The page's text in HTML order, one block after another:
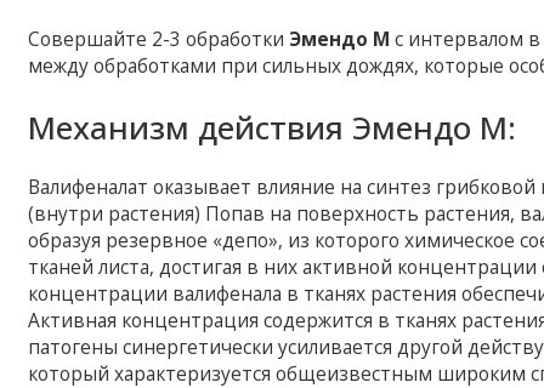
Совершайте 2-3 обработки Эмендо М с интервалом
между обработками при сильных дождях, которые
Механизм действия Эмендо М:
Валифеналат оказывает влияние на синтез
(внутри растения) Попав на поверхность растения,
образуя резервное «депо», из которого химическое
тканей листа, достигая в них активной
концентрации валифенала в тканях растения
Активная концентрация содержится в тканях
патогены синергетически усиливается другой
который характеризуется общеизвестным широким